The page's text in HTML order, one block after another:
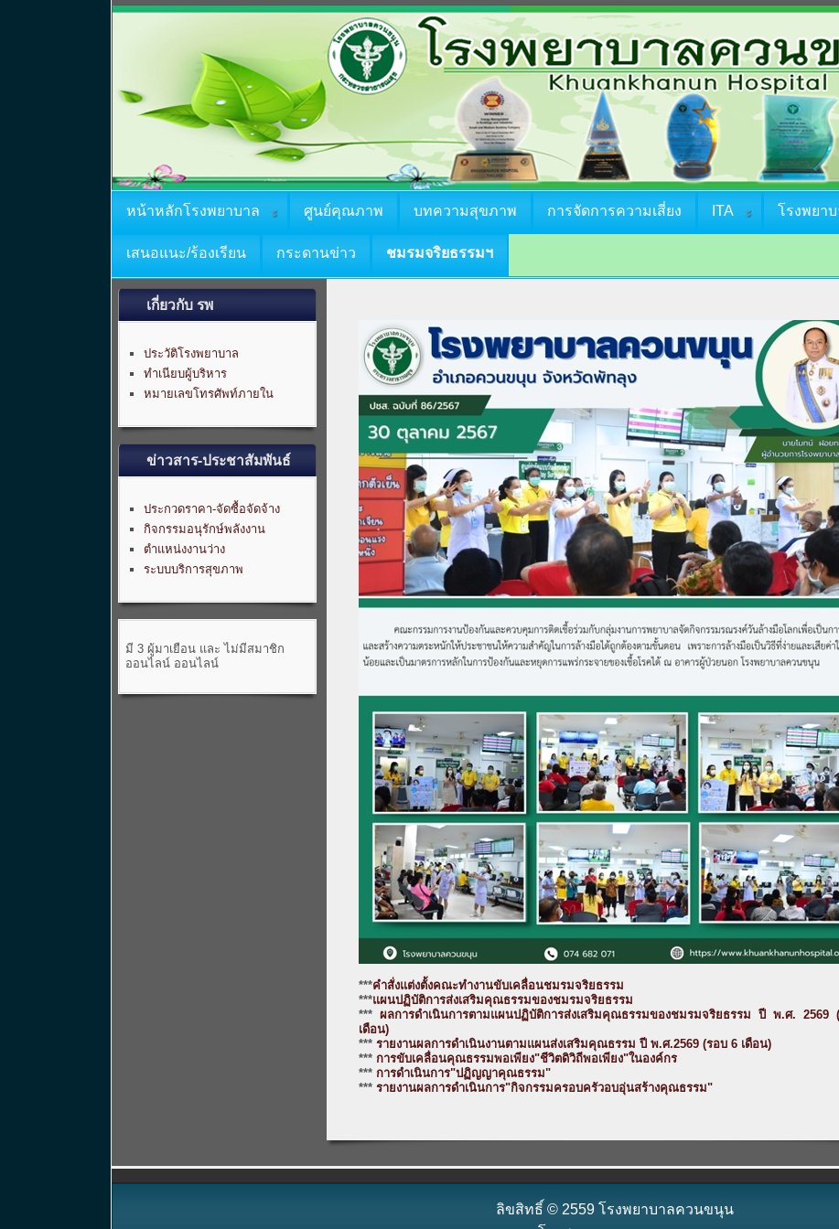
หน้าหลักโรงพยาบาล ศูนย์คุณภาพ บทความสุขภาพ การจัดการความเสี่ยง ITA โรงพยา
เสนอแนะ/ร้องเรียน กระดานข่าว ชมรมจริยธรรมฯ
เกี่ยวกับ รพ
ประวัติโรงพยาบาล
ทำเนียบผู้บริหาร
หมายเลขโทรศัพท์ภายใน
ข่าวสาร-ประชาสัมพันธ์
ประกวดราคา-จัดซื้อจัดจ้าง
กิจกรรมอนุรักษ์พลังงาน
ตำแหน่งงานว่าง
ระบบบริการสุขภาพ
มี 3 ผู้มาเยือน และ ไม่มีสมาชิก
ออนไลน์ ออนไลน์
***คำสั่งแต่งตั้งคณะทำงานขับเคลื่อนชมรมจริยธรรม
***แผนปฏิบัติการส่งเสริมคุณธรรมของชมรมจริยธรรม
*** ผลการดำเนินการตามแผนปฏิบัติการส่งเสริมคุณธรรมของชมรมจริยธรรม ปี พ.ศ. 2569
เดือน)
*** รายงานผลการดำเนินงานตามแผนส่งเสริมคุณธรรม ปี พ.ศ.2569 (รอบ 6 เดือน)
*** การขับเคลื่อนคุณธรรมพอเพียง"ชีวิตดิวิถีพอเพียง"ในองค์กร
*** การดำเนินการ"ปฏิญญาคุณธรรม"
*** รายงานผลการดำเนินการ"กิจกรรมครอบครัวอบอุ่นสร้างคุณธรรม"
ลิขสิทธิ์ © 2559 โรงพยาบาลควนขนุน